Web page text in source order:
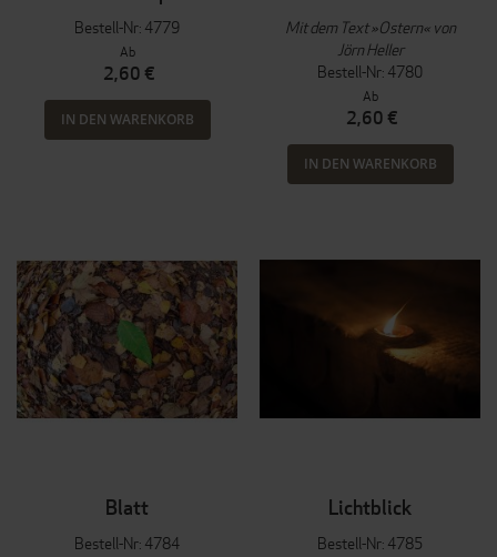
Bestell-Nr: 4779
Ab
2,60 €
IN DEN WARENKORB
Mit dem Text »Ostern« von
Jörn Heller
Bestell-Nr: 4780
Ab
2,60 €
IN DEN WARENKORB
Blatt
Bestell-Nr: 4784
Lichtblick
Bestell-Nr: 4785